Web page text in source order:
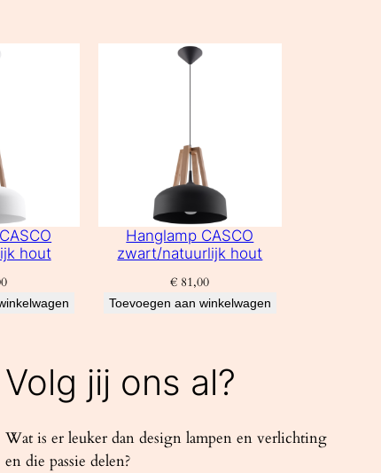
hout
Hanglamp CASCO
zwart/natuurlijk hout
€ 81,00
Toevoegen aan winkelwagen
Volg jij ons al?
Wat is er leuker dan design lampen en verlichting
en die passie delen?